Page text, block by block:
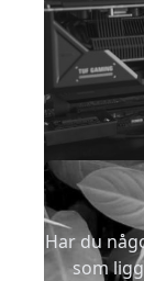
Har du
som